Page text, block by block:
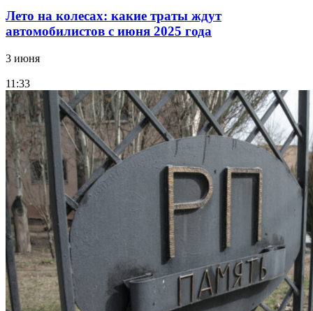
Лето на колесах: какие траты ждут
автомобилистов с июня 2025 года
3 июня
11:33